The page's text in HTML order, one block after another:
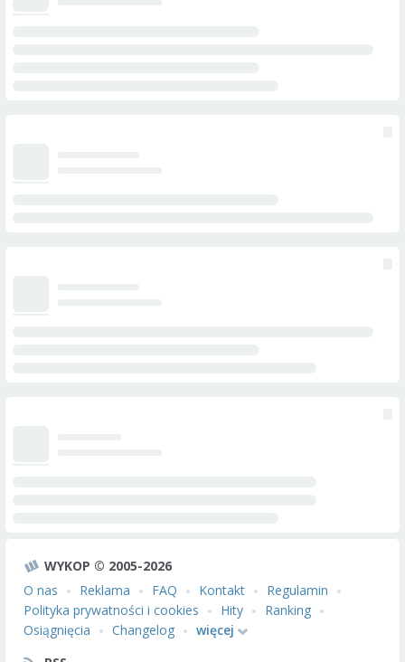
WYKOP © 2005-2026
O nas
Reklama FAQ Kontakt
Regulamin
Polityka prywatności i cookies
Hity
Ranking
Osiągnięcia
Changelog
więcej